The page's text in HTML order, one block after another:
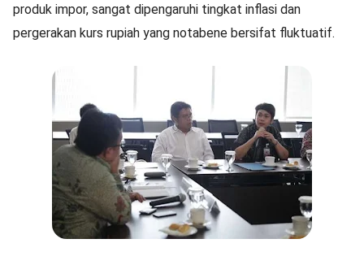
produk impor, sangat dipengaruhi tingkat inflasi dan
pergerakan kurs rupiah yang notabene bersifat fluktuatif.